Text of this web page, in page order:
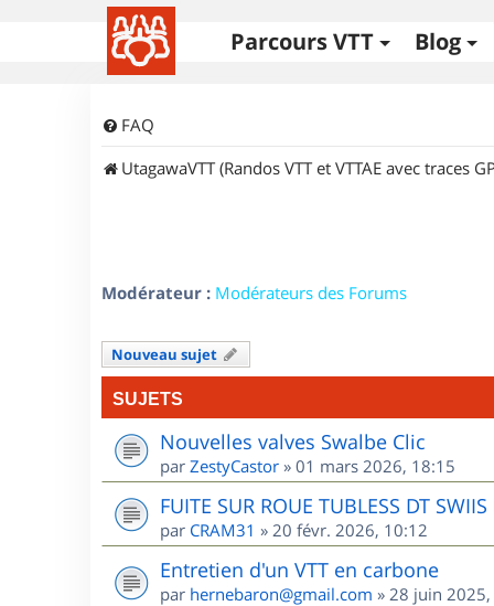
Parcours VTT Blog
FAQ
UtagawaVTT (Randos VTT et VTTAE avec traces
Modérateur : Modérateurs des Forums
Nouveau sujet
SUJETS
Nouvelles valves Swalbe Clic
par ZestyCastor » 01 mars 2026, 18:15
FUITE SUR ROUE TUBLESS DT
par CRAM31 » 20 févr. 2026, 10:12
Entretien d'un VTT en carbone
par hernebaron@gmail.com » 28 juin 2025,